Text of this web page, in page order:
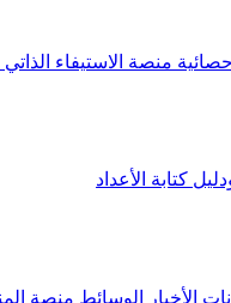
منصة الاستيفاء
كتابة الأعداد
الأخبار الوسائط منصة